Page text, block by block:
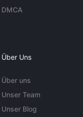
DMCA
Über Uns
Über uns
Unser Team
Unser Blog